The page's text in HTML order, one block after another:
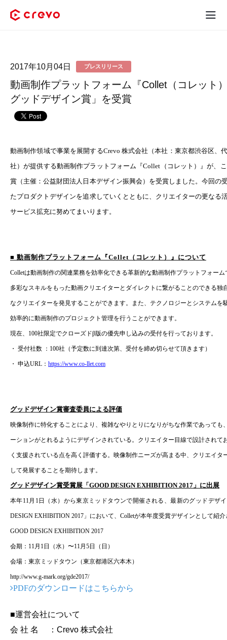
採用コンテンツ制作
サービス
制作実績
料金
お役立ち情報
採用情報
- 動画に関するご相談はこちら -
お問合わせ・無料見積もり
資料ダウンロード
動画制作プラットフォーム『Collet（コレット
グッドデザイン賞」を受賞
プレスリリース
2017年10月04日
動画制作領域で事業を展開するCrevo 株式会社（本社：東京都渋谷区、
社）が提供する動画制作プラットフォーム『Collet（コレット）』が、
賞（主催：公益財団法人日本デザイン振興会）を受賞しました。今回の
たプロダクトデザインを追求していくとともに、クリエイターの更なる
サービス拡充に努めてまいります。
■ 動画制作プラットフォーム『Collet（コレット）』について
Colletは動画制作の関連業務を効率化できる革新的な動画制作プラットフォーム
多彩なスキルをもった動画クリエイターとダイレクトに繋がることのできる独
なクリエイターを発見することができます。また、テクノロジーとシステムを
効率的に動画制作のプロジェクト管理を行うことができます。
現在、100社限定でクローズドβ版の優先申し込みの受付を行っております。
・ 受付社数 ：100社（予定数に到達次第、受付を締め切らせて頂きます）
・ 申込URL： https://www.co-llet.com
グッドデザイン賞審査委員による評価
映像制作に特化することにより、複雑なやりとりになりがちな作業であっても
ーションがとれるようにデザインされている。クリエイター目線で設計されて
く支援されている点を高く評価する。 映像制作ニーズが高まる中、クリエイタ
して発展することを期待します。
グッドデザイン賞受賞展「GOOD DESIGN EXHIBITION 2017」に出展
本年11月1日（水）から東京ミッドタウンで開催される、最新のグッドデザ
DESIGN EXHIBITION 2017」において、Colletが本年度受賞デザインとして紹
GOOD DESIGN EXHIBITION 2017
会期：11月1日（水）〜11月5日（日）
会場：東京ミッドタウン（東京都港区六本木）
http://www.g-mark.org/gde2017/
PDFのダウンロードはこちらから
■運営会社について
会 社 名 ：Crevo 株式会社